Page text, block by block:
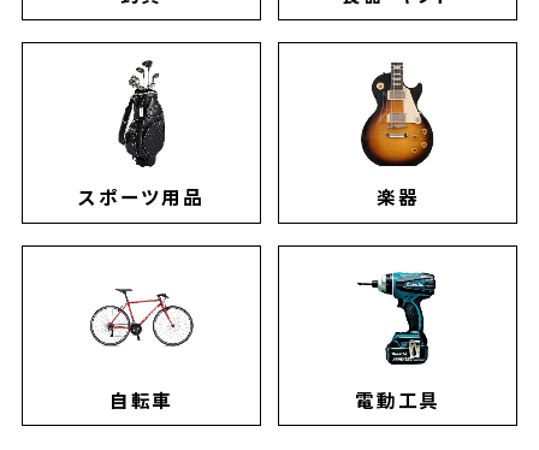
スポーツ用品 楽器
自転車 電動工具